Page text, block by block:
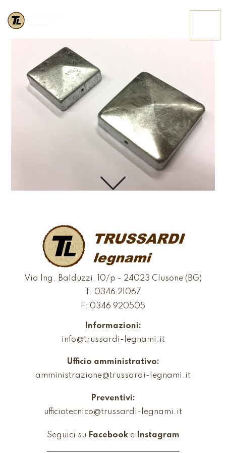
COPERCHIETTI INOX
Via Ing. Balduzzi, 10/p - 24023 Clusone (BG)
T. 0346 21067
F: 0346 920505
Informazioni:
info@trussardi-legnami.it
Ufficio amministrativo:
amministrazione@trussardi-legnami.it
Preventivi:
ufficiotecnico@trussardi-legnami.it
Seguici su Facebooke Instagram